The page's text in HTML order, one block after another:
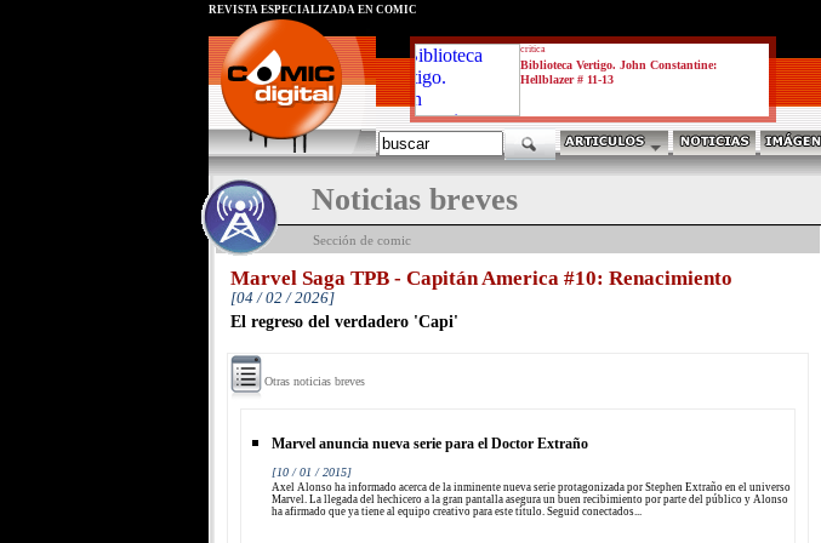
critica
Biblioteca Vertigo. John Constantine:
Hellblazer # 11-13
REVISTA ESPECIALIZADA EN CÓMIC
Noticias breves
Sección de comic
Marvel Saga TPB - Capitán America #10: Renacimiento
[04 / 02 / 2026]
El regreso del verdadero 'Capi'
Otras noticias breves
Marvel anuncia nueva serie para el Doctor Extraño
[10 / 01 / 2015]
Axel Alonso ha informado acerca de la inminente nueva serie protagonizada por Stephen Extraño en el universo
Marvel. La llegada del hechicero a la gran pantalla asegura un buen recibimiento por parte del público y Alonso
ha afirmado que ya tiene al equipo creativo para este título. Seguid conectados...